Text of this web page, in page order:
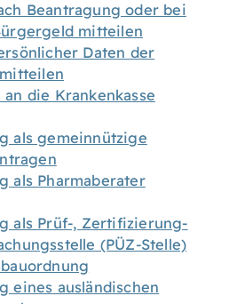
Beantragung oder bei
mitteilen
Daten der
die Krankenkasse
als gemeinnützige
als Pharmaberater
als Prüf-, Zertifizierung-
(PÜZ-Stelle)
eines ausländischen